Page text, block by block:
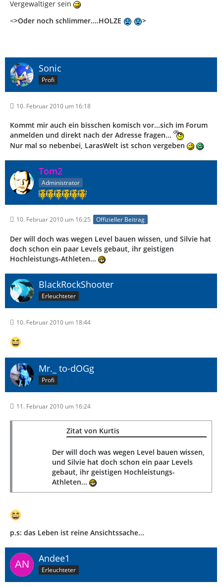
Vergewaltiger sein
<>Oder noch schlimmer....HOLZE >
Sonic
Profi
10. Februar 2010 um 16:18
Kommt mir auch ein bisschen komisch vor...sich im Forum
anmelden und direkt nach der Adresse fragen...
Nur mal so nebenbei, LarasWelt ist schon vergeben
Tom2
Administrator
10. Februar 2010 um 16:25 Offizieller Beitrag
Der will doch was wegen Level bauen wissen, und Silvie hat
doch schon ein paar Levels gebaut, ihr geistigen
Hochleistungs-Athleten...
BlackRockShooter
Erleuchteter
10. Februar 2010 um 18:44
Mr._ to-dOGg
Profi
11. Februar 2010 um 16:24
Zitat von Kurtis
Der will doch was wegen Level bauen wissen,
und Silvie hat doch schon ein paar Levels
gebaut, ihr geistigen Hochleistungs-
Athleten...
p.s: das Leben ist reine Ansichtssache...
Andee1
Erleuchteter